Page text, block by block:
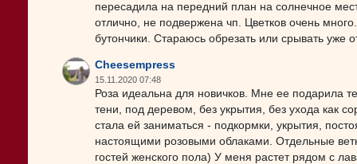
пересадила на передний план на солнечное
отлично, не подвержена чп. Цветков очень
бутончики. Стараюсь обрезать или срывать уже
Cheesempress
15.11.2020 07:48
Роза идеальна для новичков. Мне ее подарила
тени, под деревом, без укрытия, без ухода как
стала ей заниматься - подкормки, укрытия,
настоящими розовыми облаками. Отдельные
гостей женского пола) У меня растет рядом с